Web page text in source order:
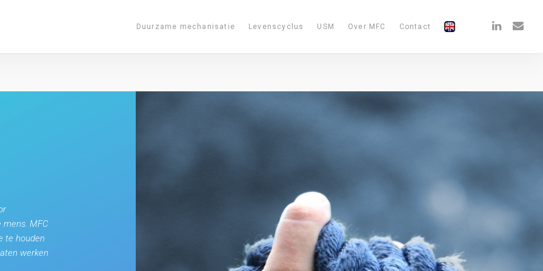
Duurzame mechanisatie Levenscyclus USM Over MFC Contact linkedinemail
mens. MFC
te houden
werken